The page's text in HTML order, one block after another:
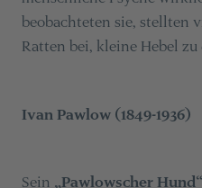
beobachteten sie, stellten
Ratten bei, kleine Hebel zu
Ivan Pawlow (1849-1936)
Sein „Pawlowscher